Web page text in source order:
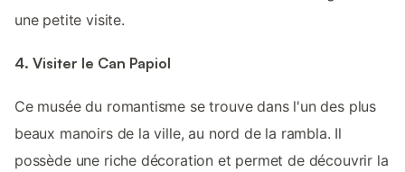
une petite visite.
4. Visiter le Can Papiol
Ce musée du romantisme se trouve dans l'un des plus
beaux manoirs de la ville, au nord de la rambla. Il
possède une riche décoration et permet de découvrir la